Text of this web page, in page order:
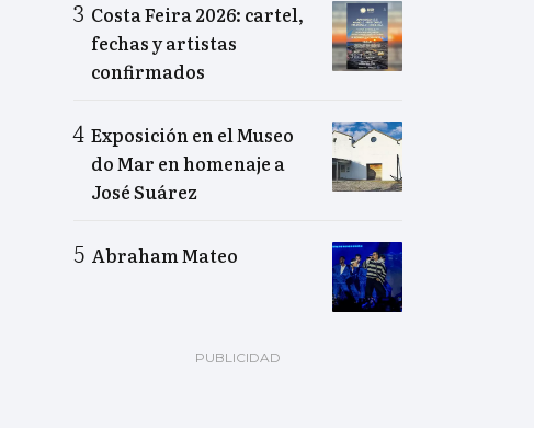
Costa Feira 2026: cartel,
fechas y artistas
confirmados
Exposición en el Museo
do Mar en homenaje a
José Suárez
Abraham Mateo